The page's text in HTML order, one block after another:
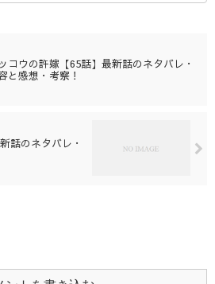
コウの許嫁【65話】最新話のネタバレ・
と感想・考察！
話のネタバレ・